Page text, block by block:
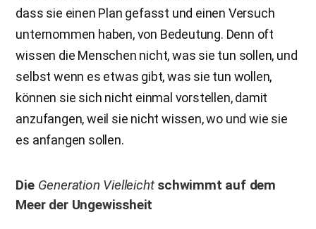
dass sie einen Plan gefasst und einen Versuch
unternommen haben, von Bedeutung. Denn oft
wissen die Menschen nicht, was sie tun sollen, und
selbst wenn es etwas gibt, was sie tun wollen,
können sie sich nicht einmal vorstellen, damit
anzufangen, weil sie nicht wissen, wo und wie sie
es anfangen sollen.
Die Generation Vielleichtschwimmt auf dem
Meer der Ungewissheit